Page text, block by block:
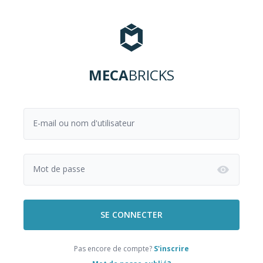
MECABRICKS
E-mail ou nom d'utilisateur
Mot de passe
SE CONNECTER
Pas encore de compte? S'inscrire